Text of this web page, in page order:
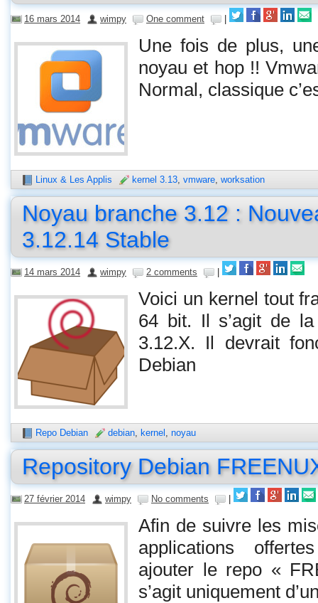
16 mars 2014 wimpy One comment
Une fois de plus,
noyau et hop !!
Normal, classique
Linux & Les Applis kernel 3.13, vmware, worksation
Noyau branche 3.12 :
3.12.14 Stable
14 mars 2014 wimpy 2 comments
Voici un kernel tout
64 bit. Il s’agit de
3.12.X. Il devrait
Debian
Repo Debian debian, kernel , noyau
Repository Debian
27 février 2014 wimpy No comments
Afin de suivre les
applications
ajouter le repo «
s’agit uniquement